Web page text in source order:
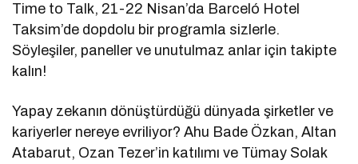
Time to Talk, 21-22 Nisan’da Barceló Hotel
Taksim’de dopdolu bir programla sizlerle.
Söyleşiler, paneller ve unutulmaz anlar için takipte
kalın!
Yapay zekanın dönüştürdüğü dünyada şirketler ve
kariyerler nereye evriliyor? Ahu Bade Özkan, Altan
Atabarut, Ozan Tezer’in katılımı ve Tümay Solak